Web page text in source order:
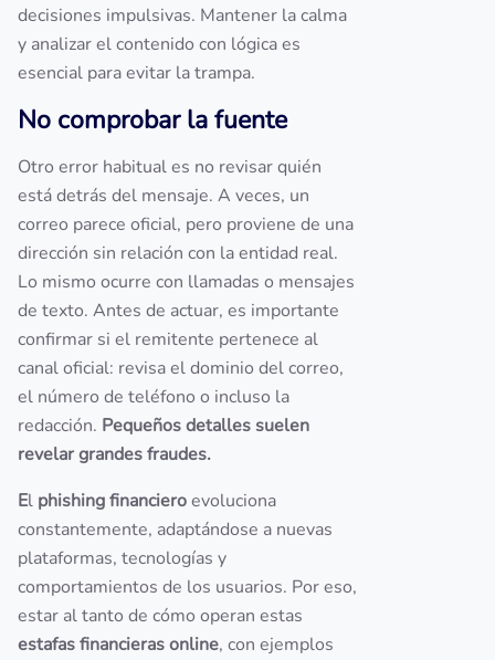
decisiones impulsivas. Mantener la calma
y analizar el contenido con lógica es
esencial para evitar la trampa.
No comprobar la fuente
Otro error habitual es no revisar quién
está detrás del mensaje. A veces, un
correo parece oficial, pero proviene de una
dirección sin relación con la entidad real.
Lo mismo ocurre con llamadas o mensajes
de texto. Antes de actuar, es importante
confirmar si el remitente pertenece al
canal oficial: revisa el dominio del correo,
el número de teléfono o incluso la
redacción. Pequeños detalles suelen
revelar grandes fraudes.
El phishing financieroevoluciona
constantemente, adaptándose a nuevas
plataformas, tecnologías y
comportamientos de los usuarios. Por eso,
estar al tanto de cómo operan estas
estafas financieras online, con ejemplos